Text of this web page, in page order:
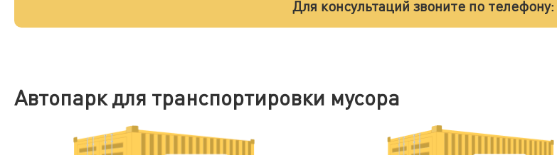
Для консультаций звоните по телефону:
Автопарк для транспортировки мусора